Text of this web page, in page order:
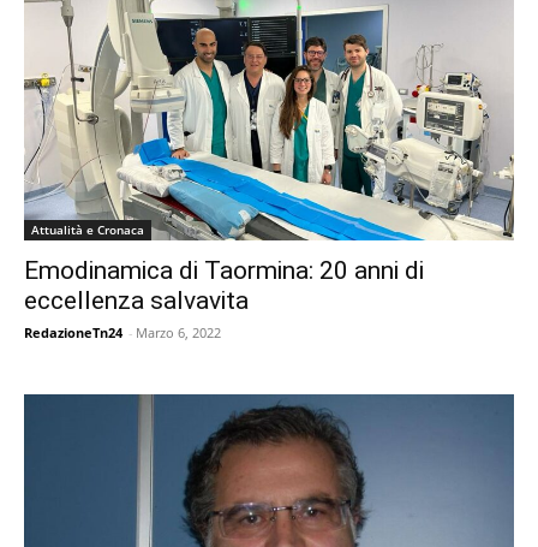
Attualità e Cronaca
Emodinamica di Taormina: 20 anni di
eccellenza salvavita
RedazioneTn24 - Marzo 6, 2022